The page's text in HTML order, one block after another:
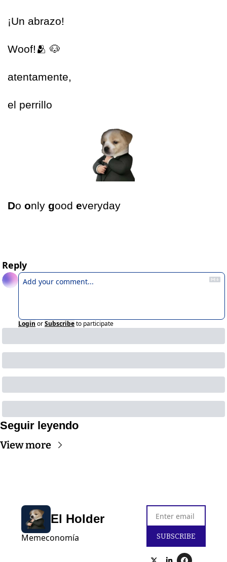
¡Un abrazo!
Woof! 🫂 🐶
atentamente,
el perrillo
Do only good everyday
Reply
Login orSubscribeto participate
Seguir leyendo
View more
El Holder
Memeconomía SUBSCRIBE